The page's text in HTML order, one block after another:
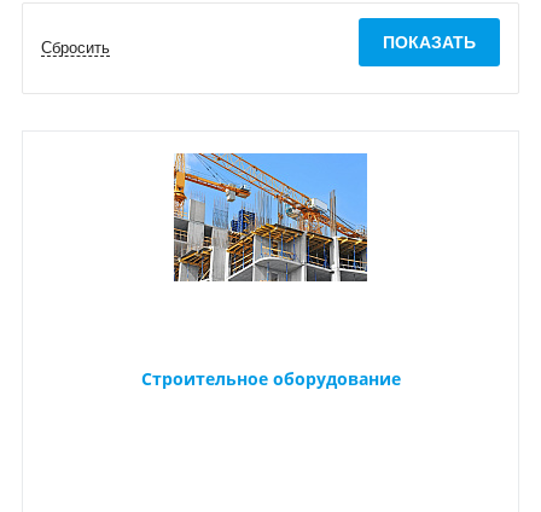
Строительное оборудование